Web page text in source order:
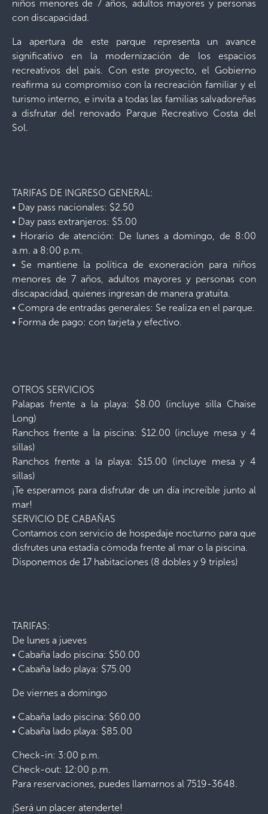
niños menores de 7 años, adultos mayores y personas
con discapacidad.
La apertura de este parque representa un avance
significativo en la modernización de los espacios
recreativos del país. Con este proyecto, el Gobierno
reafirma su compromiso con la recreación familiar y el
turismo interno, e invita a todas las familias salvadoreñas
a disfrutar del renovado Parque Recreativo Costa del
Sol.
TARIFAS DE INGRESO GENERAL:
• Day pass nacionales: $2.50
• Day pass extranjeros: $5.00
• Horario de atención: De lunes a domingo, de 8:00
a.m. a 8:00 p.m.
• Se mantiene la política de exoneración para niños
menores de 7 años, adultos mayores y personas con
discapacidad, quienes ingresan de manera gratuita.
• Compra de entradas generales: Se realiza en el parque.
• Forma de pago: con tarjeta y efectivo.
OTROS SERVICIOS
Palapas frente a la playa: $8.00 (incluye silla Chaise
Long)
Ranchos frente a la piscina: $12.00 (incluye mesa y 4
sillas)
Ranchos frente a la playa: $15.00 (incluye mesa y 4
sillas)
¡Te esperamos para disfrutar de un día increíble junto al
mar!
SERVICIO DE CABAÑAS
Contamos con servicio de hospedaje nocturno para que
disfrutes una estadía cómoda frente al mar o la piscina.
Disponemos de 17 habitaciones (8 dobles y 9 triples)
TARIFAS:
De lunes a jueves
• Cabaña lado piscina: $50.00
• Cabaña lado playa: $75.00
De viernes a domingo
• Cabaña lado piscina: $60.00
• Cabaña lado playa: $85.00
Check-in: 3:00 p.m.
Check-out: 12:00 p.m.
Para reservaciones, puedes llamarnos al 7519-3648.
¡Será un placer atenderte!